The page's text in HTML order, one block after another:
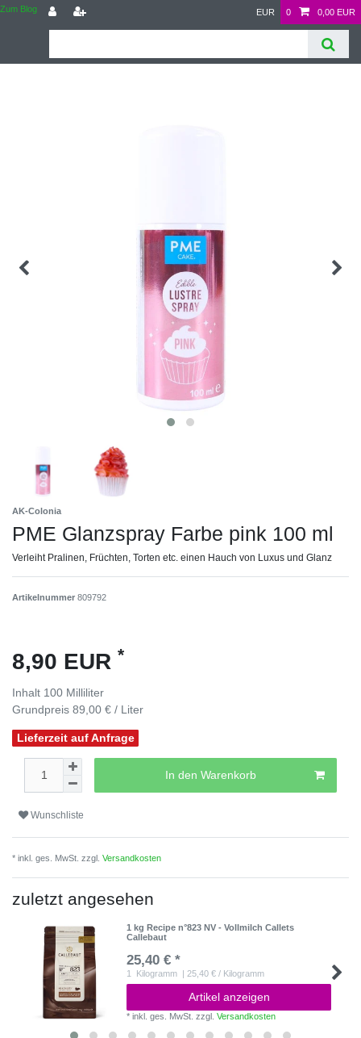
Zum Blog EUR 0 0,00 EUR
AK-Colonia
PME Glanzspray Farbe pink 100 ml
Verleiht Pralinen, Früchten, Torten etc. einen Hauch von Luxus und Glanz
Artikelnummer 809792
8,90 EUR *
Inhalt 100 Milliliter
Grundpreis 89,00 € / Liter
Lieferzeit auf Anfrage
In den Warenkorb
Wunschliste
* inkl. ges. MwSt. zzgl. Versandkosten
zuletzt angesehen
1 kg Recipe n°823 NV - Vollmilch Callets
Callebaut
25,40 € *
1 Kilogramm | 25,40 € / Kilogramm
Artikel anzeigen
*inkl. ges. MwSt. zzgl.Versandkosten